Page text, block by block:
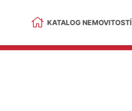
KATALOG NEMOVITOSTÍ